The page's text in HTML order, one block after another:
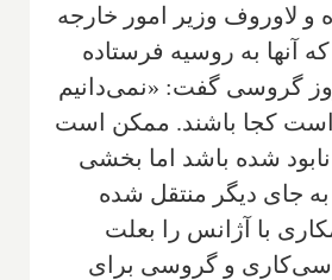
و لاوروف وزیر امور خارجه
آنها به روسیه فرستاده
گروسی گفت: «نمی‌دانیم
است کجا باشند. ممکن است
شده باشد اما بخشی
جای دیگر منتقل شده
با آژانس را بعلت
و گروسی برای